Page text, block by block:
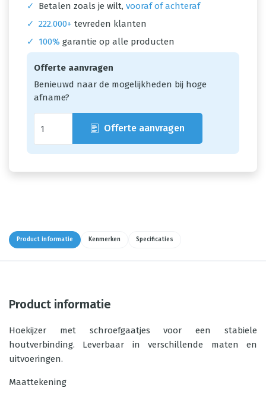
✓
Betalen zoals je wilt, vooraf of achteraf
✓ 222.000+ tevreden klanten
✓
100% garantie op alle producten
Offerte aanvragen
Benieuwd naar de mogelijkheden bij hoge
afname?
Offerte aanvragen
Product informatie Kenmerken Specificaties
Product informatie
Hoekijzer met schroefgaatjes voor een stabiele
houtverbinding. Leverbaar in verschillende maten en
uitvoeringen.
Maattekening